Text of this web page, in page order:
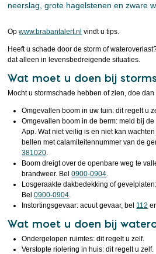
neerslag, grote hagelstenen en zware
Opwww.brabantalert.nl vindt u tips.
Heeft u schade door de storm of
dat alleen in levensbedreigende situaties.
Wat moet u doen bij
Mocht u stormschade hebben of zien, doe
Omgevallen boom in uw tuin: dit regelt u
Omgevallen boom in de berm: meld bij
App. Wat niet veilig is en niet kan
bellen met calamiteitennummer van de
381020.
Boom dreigt over de openbare weg te
brandweer. Bel0900-0904.
Losgeraakte dakbedekking of
Bel0900-0904.
Instortingsgevaar: acuut gevaar, bel 112
Wat moet u doen bij
Ondergelopen ruimtes: dit regelt u zelf.
Verstopte riolering in huis: dit regelt u zelf.